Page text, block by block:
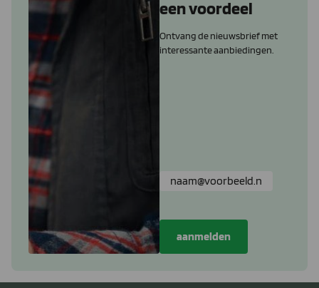
een voordeel
Ontvang de nieuwsbrief met
interessante aanbiedingen.